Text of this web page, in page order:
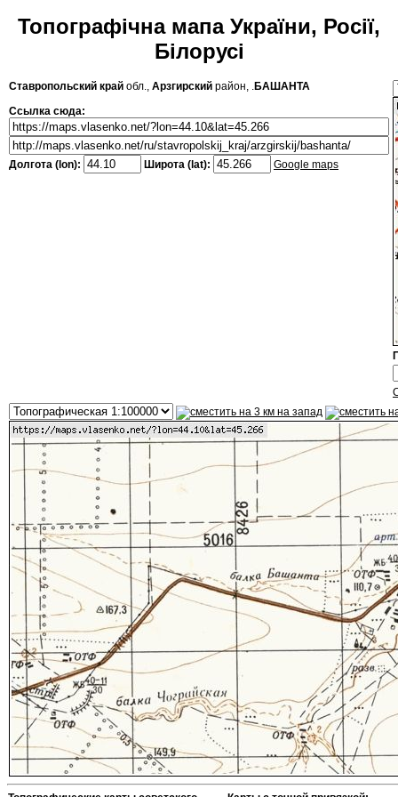
Топографічна мапа України, Росії,
Білорусі
Ставропольский край обл., Арзгирский район, .БАШАНТА
Ссылка сюда:
Долгота (lon): Широта (lat): Google maps